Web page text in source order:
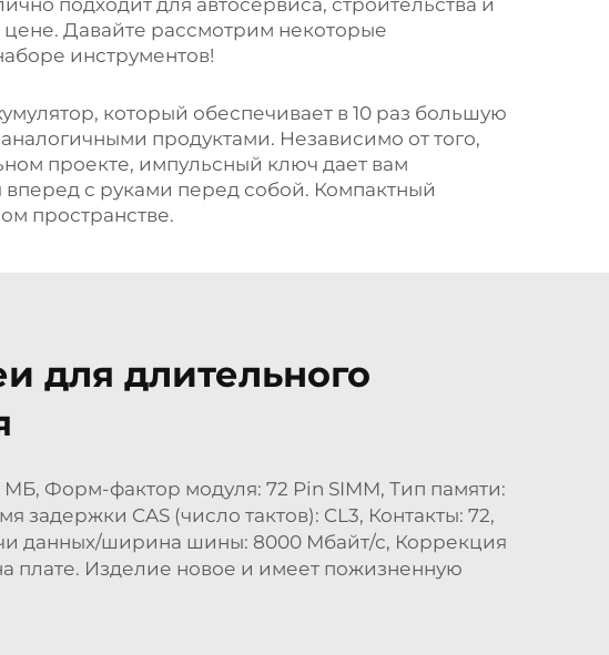
подходит для автосервиса, строительства и
Давайте рассмотрим некоторые
инструментов!
который обеспечивает в 10 раз большую
продуктами. Независимо от того,
проекте, импульсный ключ дает вам
с руками перед собой. Компактный
пространстве.
для длительного
Форм-фактор модуля: 72 Pin SIMM, Тип памяти:
задержки CAS (число тактов): CL3, Контакты: 72,
данных/ширина шины: 8000 Мбайт/с, Коррекция
плате. Изделие новое и имеет пожизненную